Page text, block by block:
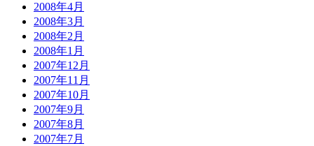
2008年4月
2008年3月
2008年2月
2008年1月
2007年12月
2007年11月
2007年10月
2007年9月
2007年8月
2007年7月